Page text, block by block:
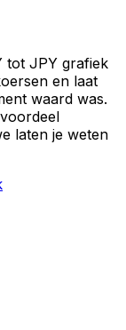
tot JPY grafiek
en laat
waard was.
laten je weten